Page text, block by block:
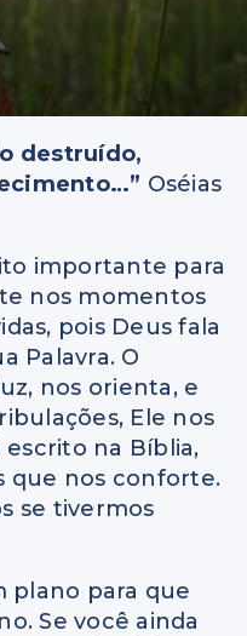
destruído,
Oséias
importante para
nos momentos
pois Deus fala
Palavra. O
nos orienta, e
Ele nos
na Bíblia,
que nos conforte.
se tivermos
plano para que
Se você ainda